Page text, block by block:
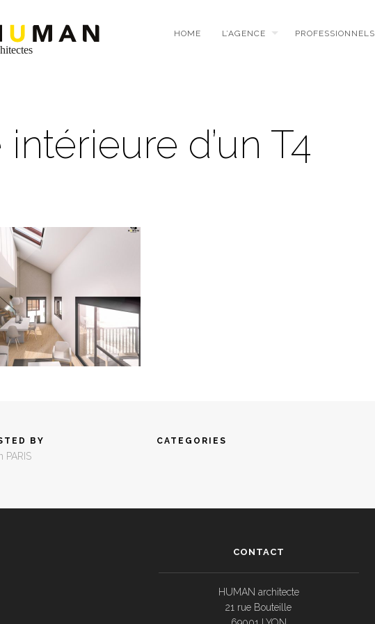
HOME L’AGENCE PROFESSIONNELS
d’un T4
BY
PARIS
CATEGORIES
CONTACT
HUMAN architecte
21 rue Bouteille